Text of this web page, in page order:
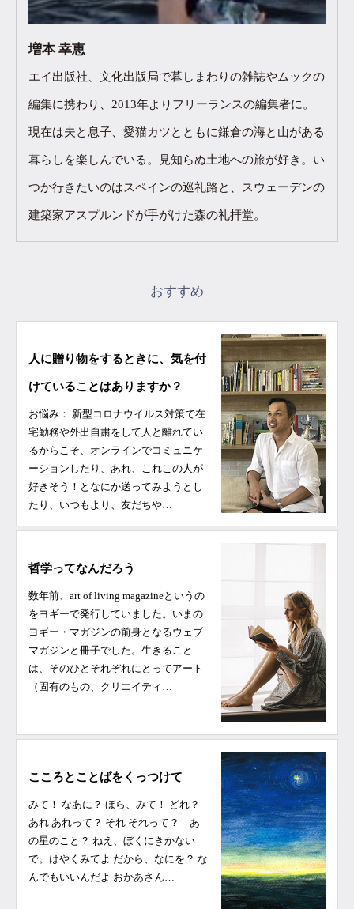
増本 幸恵
エイ出版社、文化出版局で暮しまわりの雑誌やムックの
編集に携わり、2013年よりフリーランスの編集者に。
現在は夫と息子、愛猫カツとともに鎌倉の海と山がある
暮らしを楽しんでいる。見知らぬ土地への旅が好き。い
つか行きたいのはスペインの巡礼路と、スウェーデンの
建築家アスプルンドが手がけた森の礼拝堂。
おすすめ
人に贈り物をするときに、気を付
けていることはありますか？
お悩み： 新型コロナウイルス対策で在
宅勤務や外出自粛をして人と離れてい
るからこそ、オンラインでコミュニケ
ーションしたり、あれ、これこの人が
好きそう！となにか送ってみようとし
たり、いつもより、友だちや…
哲学ってなんだろう
数年前、art of living magazineというの
をヨギーで発行していました。いまの
ヨギー・マガジンの前身となるウェブ
マガジンと冊子でした。生きること
は、そのひとそれぞれにとってアート
（固有のもの、クリエイティ…
こころとことばをくっつけて
みて！ なあに？ ほら、みて！ どれ？
あれ あれって？ それ それって？ あ
の星のこと？ ねえ、ぼくにきかない
で。はやくみてよ だから、なにを？ な
んでもいいんだよ おかあさん…